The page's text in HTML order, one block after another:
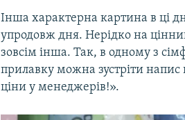
Інша характерна картина в ці
упродовж дня. Нерідко на
зовсім інша. Так, в одному з
прилавку можна зустріти
ціни у менеджерів!».